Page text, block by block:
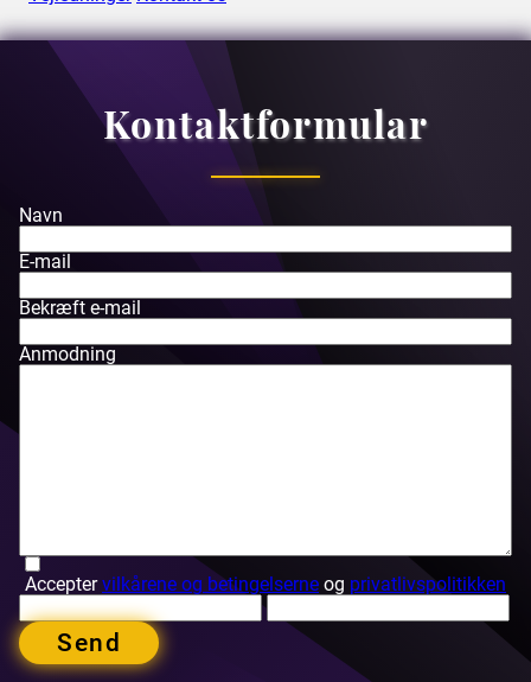
Kontaktformular
Navn
E-mail
Bekræft e-mail
Anmodning
Acceptervilkårene og betingelserne og privatlivspolitikken
Send